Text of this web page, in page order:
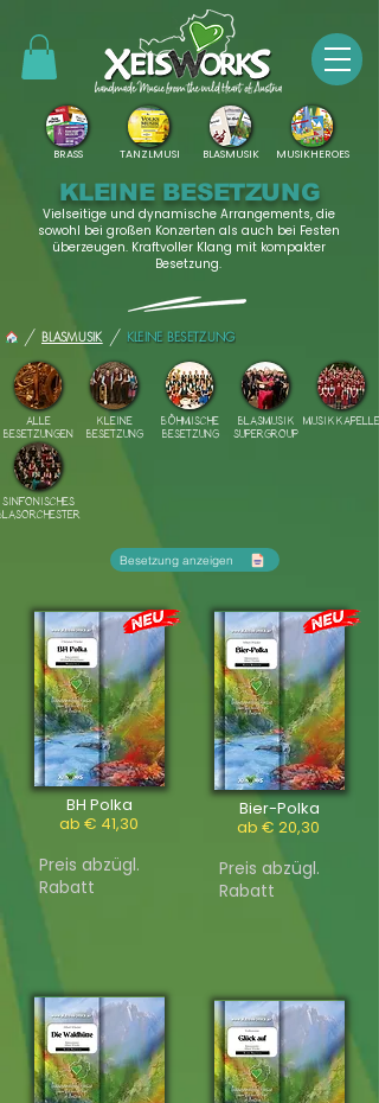
BRASS TANZLMUSI BLASMUSIK MUSIKHEROES
KLEINE BESETZUNG
Vielseitige und dynamische Arrangements, die
sowohl bei großen Konzerten als auch bei Festen
überzeugen. Kraftvoller Klang mit kompakter
Besetzung.
/ BLASMUSIK / KLEINE BESETZUNG
ALLE
BESETZUNGEN
SINFONISCHES
KLEINE
BESETZUNG
BÖHMISCHE
BESETZUNG
BLASMUSIK
SUPERGROUP
MUSIKKAPELLE
Besetzung anzeigen
BH Polka
ab € 41,30
Preis abzügl.
Rabatt
Bier-Polka
ab € 20,30
Preis abzügl.
Rabatt